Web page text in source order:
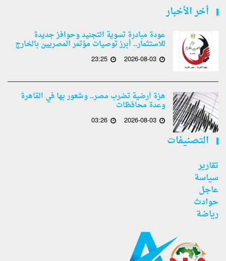
أخر الأخبار
عودة مبادرة تسوية التجنيد وحوافز جديدة
للاستثمار.. أبرز توصيات مؤتمر المصريين بالخارج
2026-08-03
23:25
هزة أرضية تضرب مصر.. وشعور بها في القاهرة
وعدة محافظات
2026-08-03
03:26
التصنيفات
تقارير
سياسة
عاجل
حوادث
رياضة